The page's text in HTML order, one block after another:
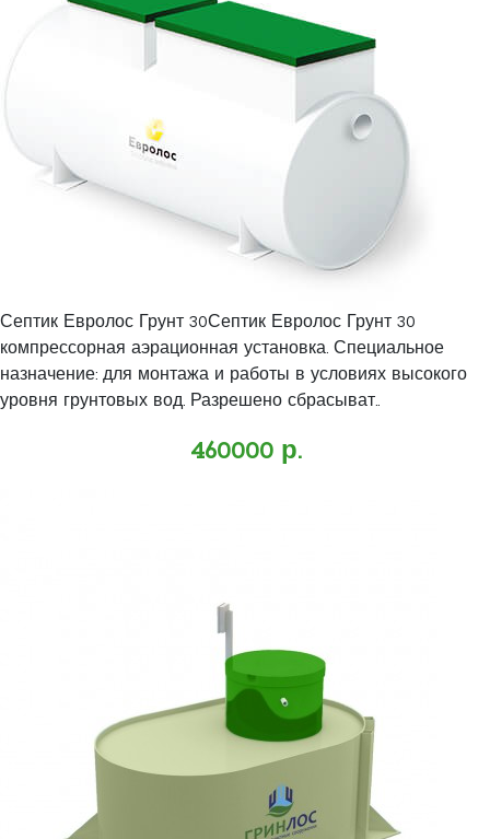
Септик Евролос Грунт 30Септик Евролос Грунт 30
компрессорная аэрационная установка. Специальное
назначение: для монтажа и работы в условиях высокого
уровня грунтовых вод. Разрешено сбрасыват..
460000 р.